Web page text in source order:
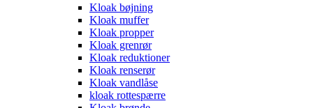
Kloak bøjning
Kloak muffer
Kloak propper
Kloak grenrør
Kloak reduktioner
Kloak renserør
Kloak vandlåse
kloak rottespærre